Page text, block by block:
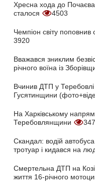
Хресна хода до
сталося
4503
Чемпіон світу поповнив
3920
Вважався зниклим
річного воїна із
Вчинив ДТП у Теребовлі
Гусятинщини
На Харківському
Теребовлянщини
Скандал: водій
тротуар і кидався на
Смертельна ДТП на
життя 16-річного